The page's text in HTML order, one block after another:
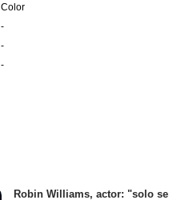
Color
-
-
-
Robin Williams, actor: "solo se